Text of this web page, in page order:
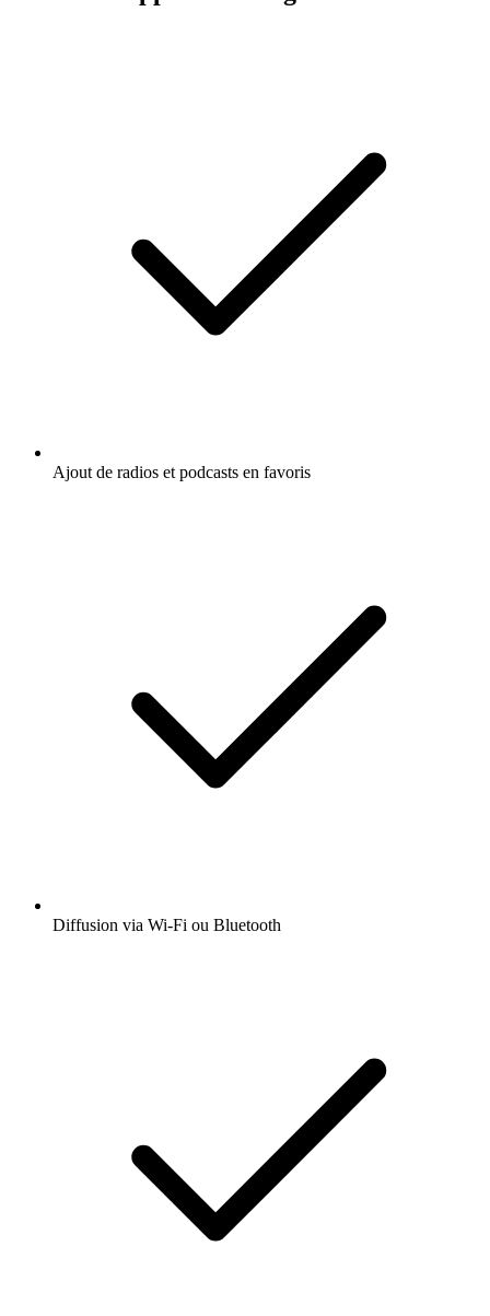
Ajout de radios et podcasts en favoris
Diffusion via Wi-Fi ou Bluetooth